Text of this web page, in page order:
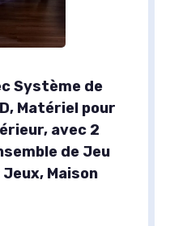
Système de
Matériel pour
avec 2
de Jeu
Maison